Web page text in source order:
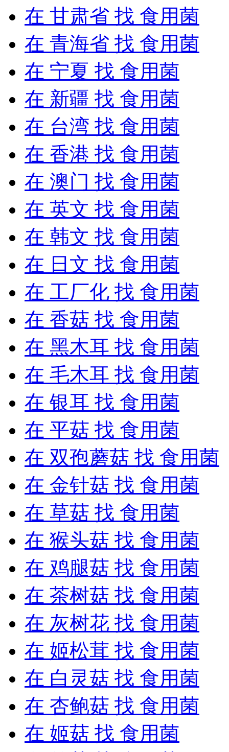
在 甘肃省 找 食用菌
在 青海省 找 食用菌
在 宁夏 找 食用菌
在 新疆 找 食用菌
在 台湾 找 食用菌
在 香港 找 食用菌
在 澳门 找 食用菌
在 英文 找 食用菌
在 韩文 找 食用菌
在 日文 找 食用菌
在 工厂化 找 食用菌
在 香菇 找 食用菌
在 黑木耳 找 食用菌
在 毛木耳 找 食用菌
在 银耳 找 食用菌
在 平菇 找 食用菌
在 双孢蘑菇 找 食用菌
在 金针菇 找 食用菌
在 草菇 找 食用菌
在 猴头菇 找 食用菌
在 鸡腿菇 找 食用菌
在 茶树菇 找 食用菌
在 灰树花 找 食用菌
在 姬松茸 找 食用菌
在 白灵菇 找 食用菌
在 杏鲍菇 找 食用菌
在 姬菇 找 食用菌